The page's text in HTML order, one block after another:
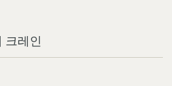
크레인